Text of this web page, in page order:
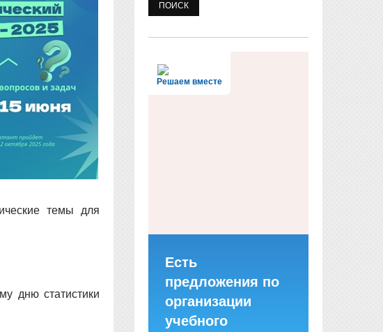
темы для
дню статистики
Решаем вместе
Есть
предложения по
организации
учебного